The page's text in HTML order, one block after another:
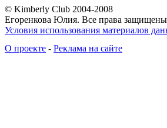
© Kimberly Club 2004-2008
Егоренкова Юлия. Все права
Условия использования материалов
О проекте - Реклама на сайте